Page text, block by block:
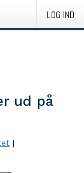
LOG IND
ud på
|